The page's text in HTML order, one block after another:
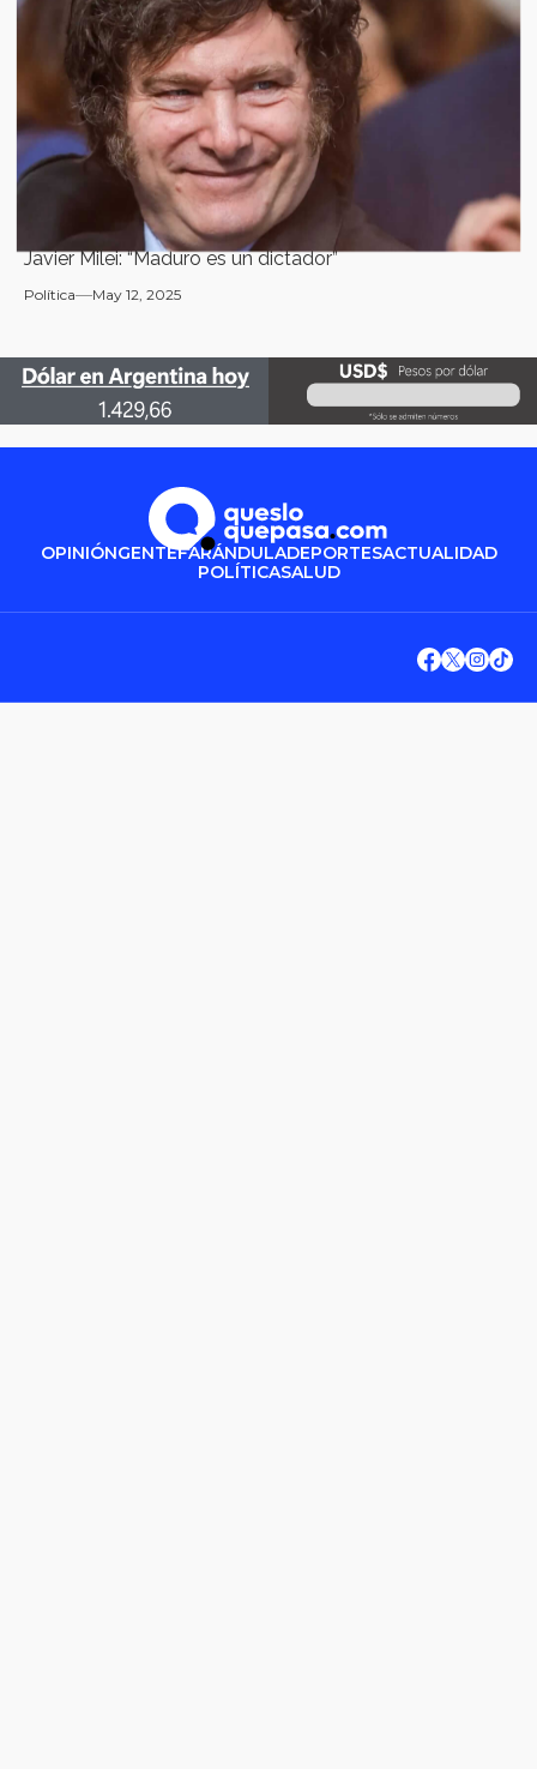
Javier Milei: “Maduro es un dictador”
Política May 12, 2025
OPINIÓNGENTEFARÁNDULADEPORTESACTUALIDAD
POLÍTICASALUD